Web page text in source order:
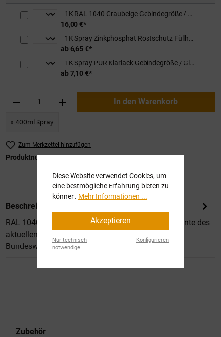
1K RAL 1040 Graubeige Gebindegröße / Glanzgrad: 0,75L / stumpfmatt
16,00 €*
1K Spray Zinkphosphat Rostschutz Füllhaftgrundierung Gebindegröße / Farbton: 400ml / rotbraun
ab 6,65 €*
1K Spray PUR Klarlack Gebindegröße / Glanzgrad: 400ml / stumpfmatt
ab 7,10 €*
Produkt Anzahl: Gib den gewünschten
x 400ml Spray
In den Warenkorb
Zum Merkzettel hinzufügen
Produktnummer:SW11097.1
Beschreibung
RAL 1040 Graubeige, stumpfmatt ist eine Komponente des
aktuellen Flecktarnanstriches für aride Gebiete der
Bundeswehr, oder…Mehr
Produktgalerie überspringen
Zubehör
Diese Website verwendet Cookies, um
eine bestmögliche Erfahrung bieten zu
können. Mehr Informationen ...
Akzeptieren
Nur technisch
notwendige
Konfigurieren